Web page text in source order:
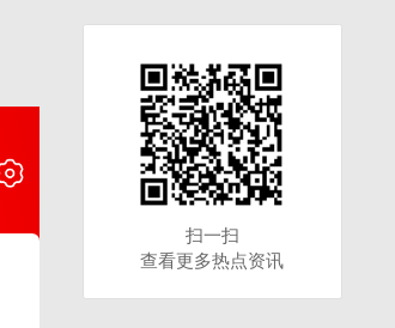
扫一扫
查看更多热点资讯
扫一扫
查看更多热点资讯